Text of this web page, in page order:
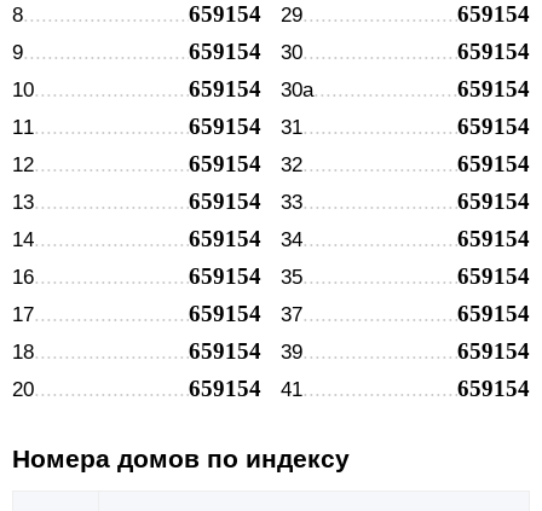
8 659154
9 659154
10 659154
11 659154
12 659154
13 659154
14 659154
16 659154
17 659154
18 659154
20 659154
29 659154
30 659154
30а 659154
31 659154
32 659154
33 659154
34 659154
35 659154
37 659154
39 659154
41 659154
Номера домов по индексу